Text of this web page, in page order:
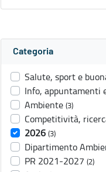
Categoria
Salute, sport e
Info, appuntamenti
Ambiente (3)
Competitività,
2026 (3)
Dipartimento
PR 2021-2027 (2)